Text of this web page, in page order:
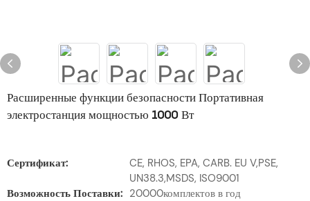
Расширенные функции безопасности Портативная
электростанция мощностью 1000 Вт
Сертификат:
CE, RHOS, EPA, CARB. EU V,PSE,
UN38.3,MSDS, ISO9001
Возможность Поставки: 20000комплектов в год